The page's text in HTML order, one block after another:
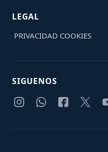
LEGAL
PRIVACIDAD COOKIES
SIGUENOS